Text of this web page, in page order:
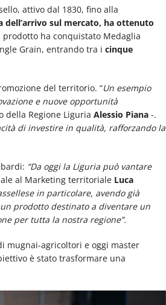
attivo dal 1830, fino alla
dell’arrivo sul mercato, ha ottenuto
ha conquistato Medaglia
Grain, entrando tra i cinque
del territorio. “Un esempio
e nuove opportunità
della Regione Liguria Alessio Piana -.
di investire in qualità, rafforzando la
“Da oggi la Liguria può vantare
al Marketing territoriale Luca
in particolare, avendo già
prodotto destinato a diventare un
per tutta la nostra regione”.
mugnai-agricoltori e oggi master
è stato trasformare una